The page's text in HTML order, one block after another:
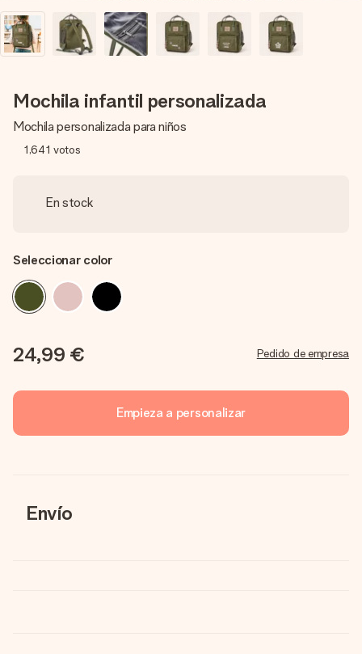
Mochila infantil personalizada
Mochila personalizada para niños
1,641 votos
En stock
Seleccionar color
24,99 € Pedido de empresa
Empieza a personalizar
Envío